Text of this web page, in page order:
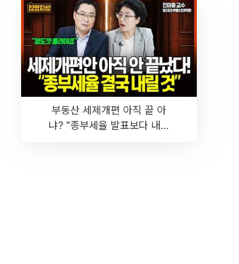
부동산 세제개편 아직 끝 아
냐? "종부세율 발표보다 내릴